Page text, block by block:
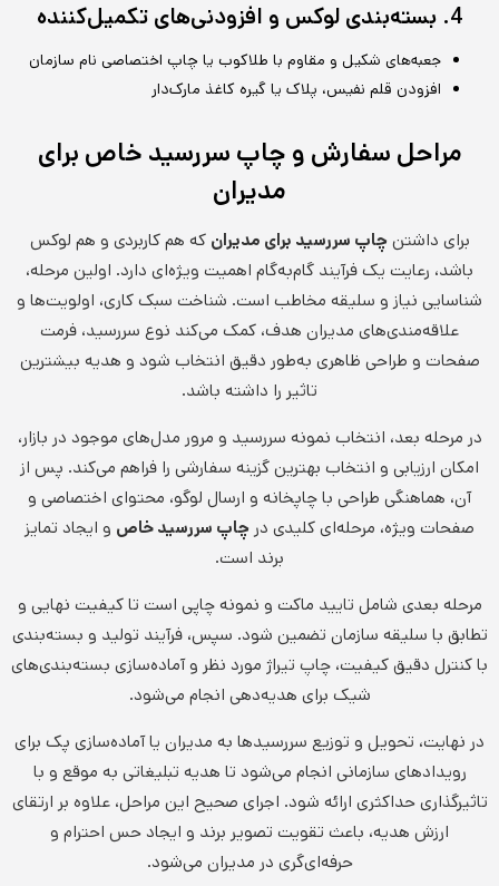
4. بسته‌بندی لوکس و افزودنی‌های تکمیل‌کننده
جعبه‌های شکیل و مقاوم با طلاکوب یا چاپ اختصاصی نام سازمان
افزودن قلم نفیس، پلاک یا گیره کاغذ مارک‌دار
مراحل سفارش و چاپ سررسید خاص برای
مدیران
برای داشتنچاپ سررسید برای مدیران که هم کاربردی و هم لوکس
باشد، رعایت یک فرآیند گام‌به‌گام اهمیت ویژه‌ای دارد. اولین مرحله،
شناسایی نیاز و سلیقه مخاطب است. شناخت سبک کاری، اولویت‌ها و
علاقه‌مندی‌های مدیران هدف، کمک می‌کند نوع سررسید، فرمت
صفحات و طراحی ظاهری به‌طور دقیق انتخاب شود و هدیه بیشترین
تاثیر را داشته باشد.
در مرحله بعد، انتخاب نمونه سررسید و مرور مدل‌های موجود در بازار،
امکان ارزیابی و انتخاب بهترین گزینه سفارشی را فراهم می‌کند. پس از
آن، هماهنگی طراحی با چاپخانه و ارسال لوگو، محتوای اختصاصی و
صفحات ویژه، مرحله‌ای کلیدی در چاپ سررسید خاص و ایجاد تمایز
برند است.
مرحله بعدی شامل تایید ماکت و نمونه چاپی است تا کیفیت نهایی و
تطابق با سلیقه سازمان تضمین شود. سپس، فرآیند تولید و بسته‌بندی
با کنترل دقیق کیفیت، چاپ تیراژ مورد نظر و آماده‌سازی بسته‌بندی‌های
شیک برای هدیه‌دهی انجام می‌شود.
در نهایت، تحویل و توزیع سررسیدها به مدیران یا آماده‌سازی پک برای
رویدادهای سازمانی انجام می‌شود تا هدیه تبلیغاتی به موقع و با
تاثیرگذاری حداکثری ارائه شود. اجرای صحیح این مراحل، علاوه بر ارتقای
ارزش هدیه، باعث تقویت تصویر برند و ایجاد حس احترام و
حرفه‌ای‌گری در مدیران می‌شود.